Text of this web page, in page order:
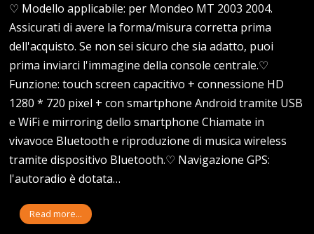
♡ Modello applicabile: per Mondeo MT 2003 2004.
Assicurati di avere la forma/misura corretta prima
dell'acquisto. Se non sei sicuro che sia adatto, puoi
prima inviarci l'immagine della console centrale.♡
Funzione: touch screen capacitivo + connessione HD
1280 * 720 pixel + con smartphone Android tramite USB
e WiFi e mirroring dello smartphone Chiamate in
vivavoce Bluetooth e riproduzione di musica wireless
tramite dispositivo Bluetooth.♡ Navigazione GPS:
l'autoradio è dotata…
Read more...